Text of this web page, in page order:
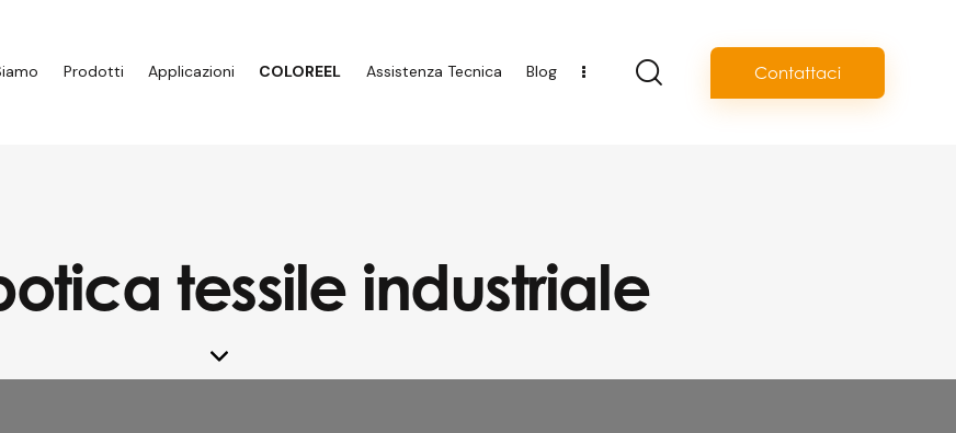
Prodotti Applicazioni COLOREEL Assistenza Tecnica Blog Contattaci
tessile industriale